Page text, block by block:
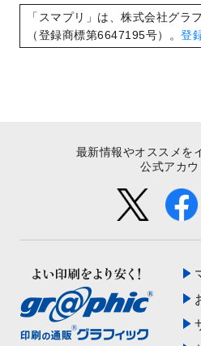
2022/8/24
印刷用データの
た！
「スマプリ」は、株式会社グラ
（登録商標第6647195号）。 登
最新情報やオススメを
公式アカウ